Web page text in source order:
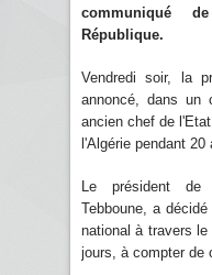
communiqué
République.
Vendredi soir, la
annoncé, dans un
ancien chef de
l'Algérie pendant 20
Le président de
Tebboune, a
national à travers
jours, à compter de